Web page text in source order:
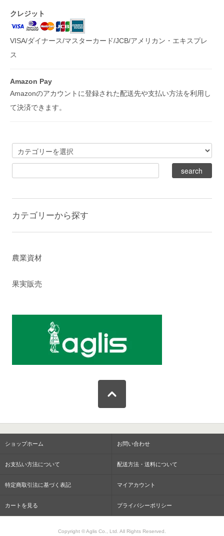
クレジット
VISA/ダイナース/マスターカード/JCB/アメリカン・エキスプレ
ス
Amazon Pay
Amazonのアカウントに登録された配送先や支払い方法を利用し
て決済できます。
カテゴリーから探す
農業資材
果実販売
ショップホーム お問い合わせ
お支払い方法について 配送方法・送料について
特定商取引法に基づく表記 マイアカウント
カートを見る プライバシーポリシー
Copyright © Aglis Co., Ltd. All Rights Reserved.